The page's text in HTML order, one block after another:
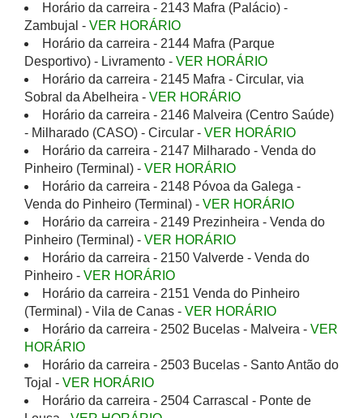
Horário da carreira - 2143 Mafra (Palácio) -
Zambujal - VER HORÁRIO
Horário da carreira - 2144 Mafra (Parque
Desportivo) - Livramento - VER HORÁRIO
Horário da carreira - 2145 Mafra - Circular, via
Sobral da Abelheira - VER HORÁRIO
Horário da carreira - 2146 Malveira (Centro Saúde)
- Milharado (CASO) - Circular - VER HORÁRIO
Horário da carreira - 2147 Milharado - Venda do
Pinheiro (Terminal) - VER HORÁRIO
Horário da carreira - 2148 Póvoa da Galega -
Venda do Pinheiro (Terminal) - VER HORÁRIO
Horário da carreira - 2149 Prezinheira - Venda do
Pinheiro (Terminal) - VER HORÁRIO
Horário da carreira - 2150 Valverde - Venda do
Pinheiro - VER HORÁRIO
Horário da carreira - 2151 Venda do Pinheiro
(Terminal) - Vila de Canas - VER HORÁRIO
Horário da carreira - 2502 Bucelas - Malveira - VER
HORÁRIO
Horário da carreira - 2503 Bucelas - Santo Antão do
Tojal - VER HORÁRIO
Horário da carreira - 2504 Carrascal - Ponte de